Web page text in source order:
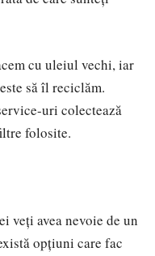
cu uleiul vechi, iar
să îl reciclăm.
uri colectează
folosite.
veți avea nevoie de un
opțiuni care fac